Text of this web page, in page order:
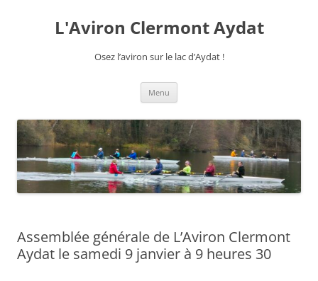
L'Aviron Clermont Aydat
Osez l’aviron sur le lac d’Aydat !
Menu
Assemblée générale de L’Aviron Clermont
Aydat le samedi 9 janvier à 9 heures 30